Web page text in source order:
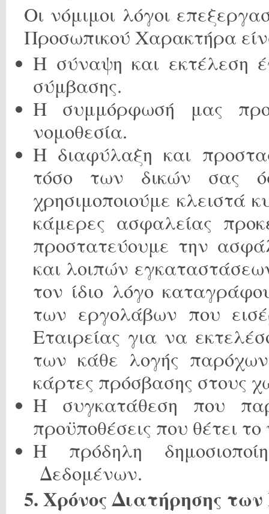
Οι νόμιμοι λόγοι
Προσωπικού Χαρακτήρα
Η σύναψη και εκτέλεση
σύμβασης.
Η συμμόρφωσή μας
νομοθεσία.
Η διαφύλαξη και
τόσο των δικών σας
χρησιμοποιούμε κλειστά
κάμερες ασφαλείας
προστατεύουμε την
και λοιπών
τον ίδιο λόγο
των εργολάβων που
Εταιρείας για να
των κάθε λογής
κάρτες πρόσβασης στους
H συγκατάθεση που
προϋποθέσεις που θέτει το
Η πρόδηλη
Δεδομένων.
5. Χρόνος Διατήρησης